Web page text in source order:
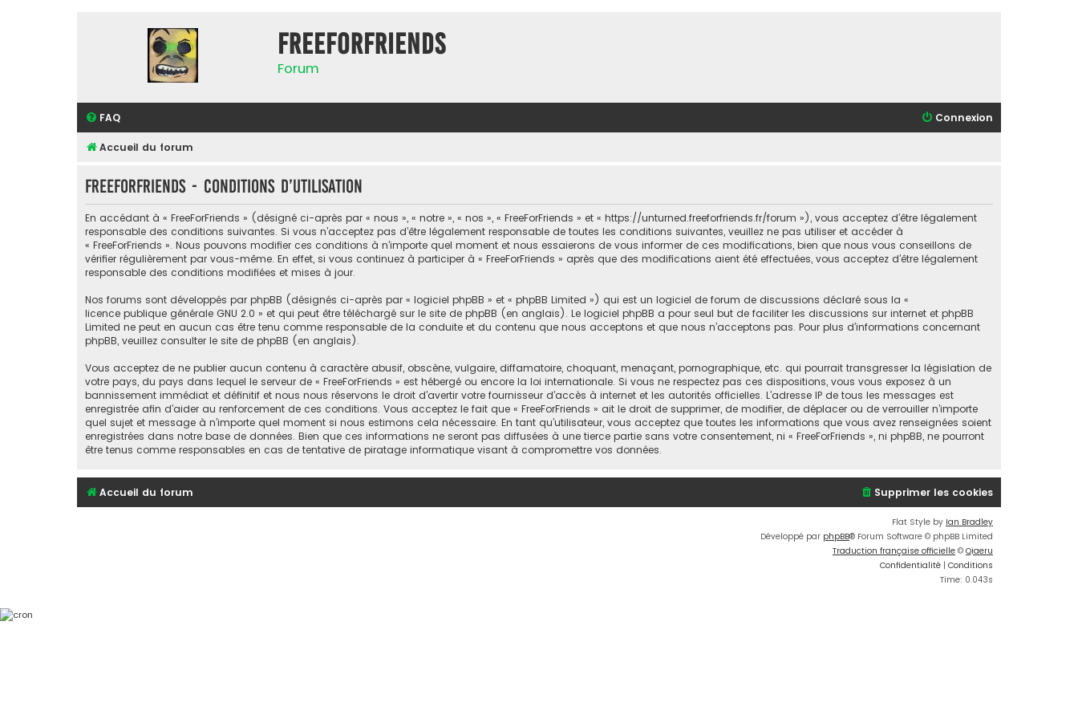
FreeForFriends
Forum
FAQ Connexion
Accueil du forum
FreeForFriends - Conditions d’utilisation
En accédant à « FreeForFriends » (désigné ci-après par « nous », « notre », « nos », « FreeForFriends » et « https://unturned.freeforfriends.fr/forum »), vous acceptez d’être légalement
responsable des conditions suivantes. Si vous n’acceptez pas d’être légalement responsable de toutes les conditions suivantes, veuillez ne pas utiliser et accéder à
« FreeForFriends ». Nous pouvons modifier ces conditions à n’importe quel moment et nous essaierons de vous informer de ces modifications, bien que nous vous conseillons de
vérifier régulièrement par vous-même. En effet, si vous continuez à participer à « FreeForFriends » après que des modifications aient été effectuées, vous acceptez d’être légalement
responsable des conditions modifiées et mises à jour.
Nos forums sont développés par phpBB (désignés ci-après par « logiciel phpBB » et « phpBB Limited ») qui est un logiciel de forum de discussions déclaré sous la «
licence publique générale GNU 2.0 » et qui peut être téléchargé sur le site de phpBB (en anglais). Le logiciel phpBB a pour seul but de faciliter les discussions sur internet et phpBB
Limited ne peut en aucun cas être tenu comme responsable de la conduite et du contenu que nous acceptons et que nous n’acceptons pas. Pour plus d’informations concernant
phpBB, veuillez consulter le site de phpBB (en anglais).
Vous acceptez de ne publier aucun contenu à caractère abusif, obscène, vulgaire, diffamatoire, choquant, menaçant, pornographique, etc. qui pourrait transgresser la législation de
votre pays, du pays dans lequel le serveur de « FreeForFriends » est hébergé ou encore la loi internationale. Si vous ne respectez pas ces dispositions, vous vous exposez à un
bannissement immédiat et définitif et nous nous réservons le droit d’avertir votre fournisseur d’accès à internet et les autorités officielles. L’adresse IP de tous les messages est
enregistrée afin d’aider au renforcement de ces conditions. Vous acceptez le fait que « FreeForFriends » ait le droit de supprimer, de modifier, de déplacer ou de verrouiller n’importe
quel sujet et message à n’importe quel moment si nous estimons cela nécessaire. En tant qu’utilisateur, vous acceptez que toutes les informations que vous avez renseignées soient
enregistrées dans notre base de données. Bien que ces informations ne seront pas diffusées à une tierce partie sans votre consentement, ni « FreeForFriends », ni phpBB, ne pourront
être tenus comme responsables en cas de tentative de piratage informatique visant à compromettre vos données.
Accueil du forum Supprimer les cookies
Flat Style by Ian Bradley
Développé par phpBB® Forum Software © phpBB Limited
Traduction française officielle © Qiaeru
Confidentialité | Conditions
Time: 0.043s